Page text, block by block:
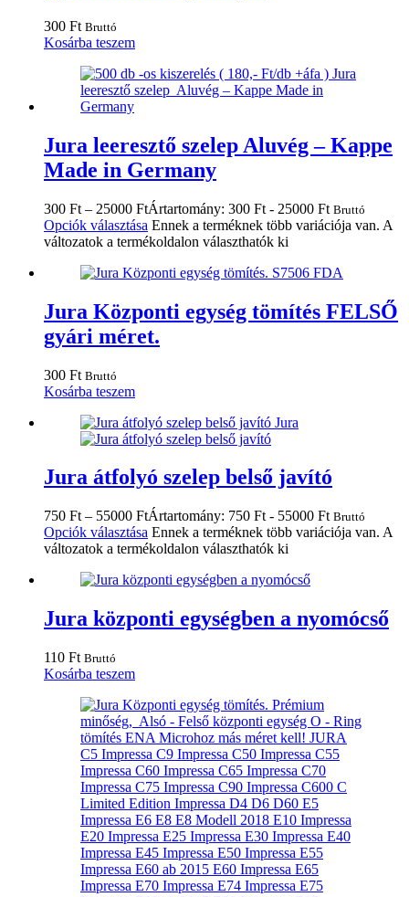
300 Ft Bruttó
Kosárba teszem
Jura leeresztő szelep Aluvég – Kappe
Made in Germany
300 Ft – 25000 FtÁrtartomány: 300 Ft - 25000 Ft Bruttó
Opciók választása Ennek a terméknek több variációja van. A
változatok a termékoldalon választhatók ki
Jura Központi egység tömítés FELSŐ
gyári méret.
300 Ft Bruttó
Kosárba teszem
Jura átfolyó szelep belső javító
750 Ft – 55000 FtÁrtartomány: 750 Ft - 55000 Ft Bruttó
Opciók választása Ennek a terméknek több variációja van. A
változatok a termékoldalon választhatók ki
Jura központi egységben a nyomócső
110 Ft Bruttó
Kosárba teszem